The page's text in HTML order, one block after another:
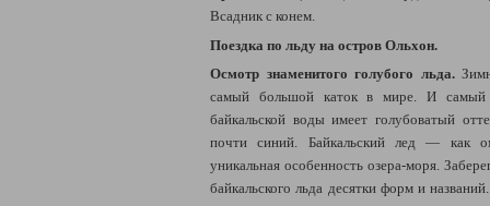
Всадник с конем.
Поездка по льду на остров Ольхон.
Осмотр знаменитого голубого льда.
самый большой каток в мире. И самый
байкальской воды имеет голубоватый
почти синий. Байкальский лед — как
уникальная особенность озера-моря.
байкальского льда десятки форм и